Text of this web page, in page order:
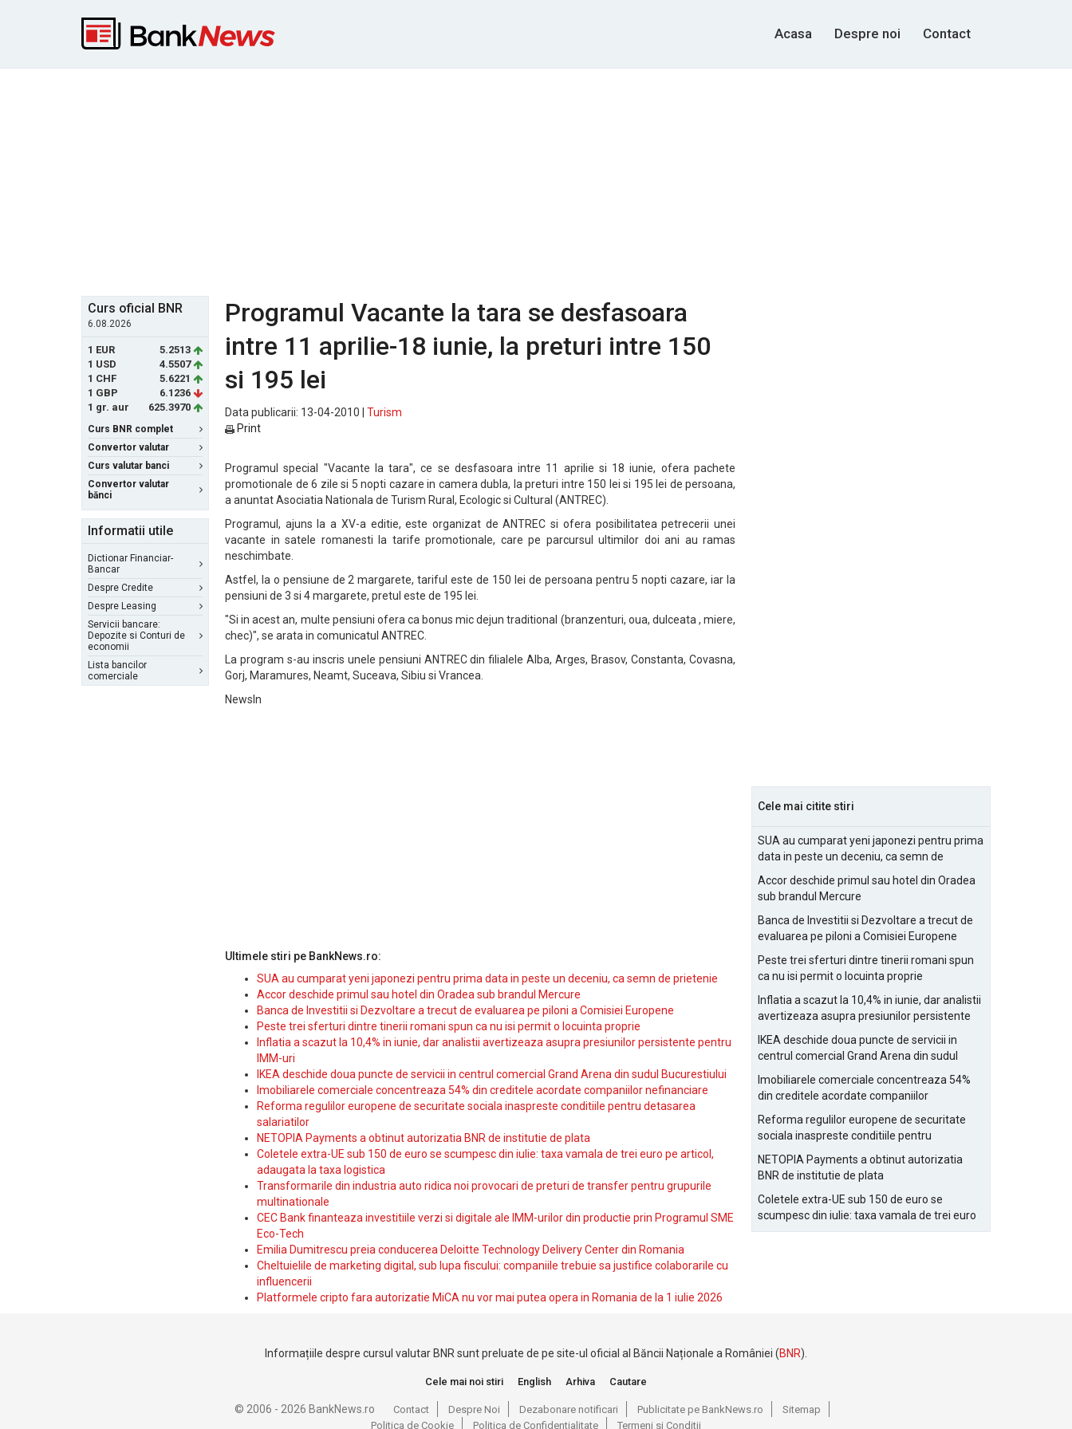
Acasa Despre noi Contact
Curs oficial BNR
6.08.2026
1 EUR
5.2513
1 USD
4.5507
1 CHF
5.6221
1 GBP
6.1236
1 gr. aur
625.3970
Curs BNR complet
Convertor valutar
Curs valutar banci
Convertor valutar
bănci
Informatii utile
Dictionar Financiar-
Bancar
Despre Credite
Despre Leasing
Servicii bancare:
Depozite si Conturi de
economii
Lista bancilor
comerciale
Programul Vacante la tara se desfasoara
intre 11 aprilie-18 iunie, la preturi intre 150
si 195 lei
Data publicarii: 13-04-2010 | Turism
Print
Programul special "Vacante la tara", ce se desfasoara intre 11 aprilie si 18 iunie, ofera pachete
promotionale de 6 zile si 5 nopti cazare in camera dubla, la preturi intre 150 lei si 195 lei de persoana,
a anuntat Asociatia Nationala de Turism Rural, Ecologic si Cultural (ANTREC).
Programul, ajuns la a XV-a editie, este organizat de ANTREC si ofera posibilitatea petrecerii unei
vacante in satele romanesti la tarife promotionale, care pe parcursul ultimilor doi ani au ramas
neschimbate.
Astfel, la o pensiune de 2 margarete, tariful este de 150 lei de persoana pentru 5 nopti cazare, iar la
pensiuni de 3 si 4 margarete, pretul este de 195 lei.
"Si in acest an, multe pensiuni ofera ca bonus mic dejun traditional (branzenturi, oua, dulceata , miere,
chec)", se arata in comunicatul ANTREC.
La program s-au inscris unele pensiuni ANTREC din filialele Alba, Arges, Brasov, Constanta, Covasna,
Gorj, Maramures, Neamt, Suceava, Sibiu si Vrancea.
NewsIn
Ultimele stiri pe BankNews.ro:
SUA au cumparat yeni japonezi pentru prima data in peste un deceniu, ca semn de prietenie
Accor deschide primul sau hotel din Oradea sub brandul Mercure
Banca de Investitii si Dezvoltare a trecut de evaluarea pe piloni a Comisiei Europene
Peste trei sferturi dintre tinerii romani spun ca nu isi permit o locuinta proprie
Inflatia a scazut la 10,4% in iunie, dar analistii avertizeaza asupra presiunilor persistente pentru
IMM-uri
IKEA deschide doua puncte de servicii in centrul comercial Grand Arena din sudul Bucurestiului
Imobiliarele comerciale concentreaza 54% din creditele acordate companiilor nefinanciare
Reforma regulilor europene de securitate sociala inaspreste conditiile pentru detasarea
salariatilor
NETOPIA Payments a obtinut autorizatia BNR de institutie de plata
Coletele extra-UE sub 150 de euro se scumpesc din iulie: taxa vamala de trei euro pe articol,
adaugata la taxa logistica
Transformarile din industria auto ridica noi provocari de preturi de transfer pentru grupurile
multinationale
CEC Bank finanteaza investitiile verzi si digitale ale IMM-urilor din productie prin Programul SME
Eco-Tech
Emilia Dumitrescu preia conducerea Deloitte Technology Delivery Center din Romania
Cheltuielile de marketing digital, sub lupa fiscului: companiile trebuie sa justifice colaborarile cu
influencerii
Platformele cripto fara autorizatie MiCA nu vor mai putea opera in Romania de la 1 iulie 2026
Cele mai citite stiri
SUA au cumparat yeni japonezi pentru prima
data in peste un deceniu, ca semn de
Accor deschide primul sau hotel din Oradea
sub brandul Mercure
Banca de Investitii si Dezvoltare a trecut de
evaluarea pe piloni a Comisiei Europene
Peste trei sferturi dintre tinerii romani spun
ca nu isi permit o locuinta proprie
Inflatia a scazut la 10,4% in iunie, dar analistii
avertizeaza asupra presiunilor persistente
IKEA deschide doua puncte de servicii in
centrul comercial Grand Arena din sudul
Imobiliarele comerciale concentreaza 54%
din creditele acordate companiilor
Reforma regulilor europene de securitate
sociala inaspreste conditiile pentru
NETOPIA Payments a obtinut autorizatia
BNR de institutie de plata
Coletele extra-UE sub 150 de euro se
scumpesc din iulie: taxa vamala de trei euro
pe articol, adaugata la taxa logistica
Informațiile despre cursul valutar BNR sunt preluate de pe site-ul oficial al Băncii Naționale a României (BNR).
Cele mai noi stiri English Arhiva Cautare
© 2006 - 2026 BankNews.ro Contact Despre Noi Dezabonare notificari Publicitate pe BankNews.ro
Sitemap
Politica de Cookie
Politica de Confidentialitate Termeni si Conditii